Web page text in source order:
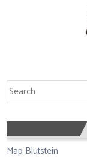
Rechercher
Map Blutstein